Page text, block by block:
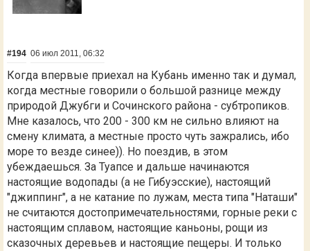
#194 06 июл 2011, 06:32
Когда впервые приехал на Кубань именно так и думал,
когда местные говорили о большой разнице между
природой Джубги и Сочинского района - субтропиков.
Мне казалось, что 200 - 300 км не сильно влияют на
смену климата, а местные просто чуть зажрались, ибо
море то везде синее)). Но поездив, в этом
убеждаешься. За Туапсе и дальше начинаются
настоящие водопады (а не Гибуэсские), настоящий
"джиппинг", а не катание по лужам, места типа "Наташи"
не считаются достопримечательностями, горные реки с
настоящим сплавом, настоящие каньоны, рощи из
сказочных деревьев и настоящие пещеры. И только